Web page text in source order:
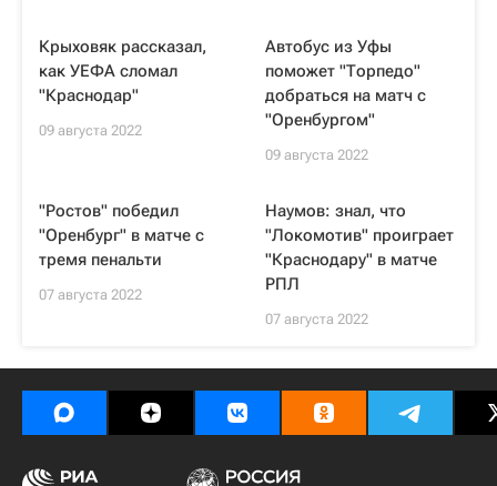
Крыховяк рассказал,
как УЕФА сломал
"Краснодар"
09 августа 2022
Автобус из Уфы
поможет "Торпедо"
добраться на матч с
"Оренбургом"
09 августа 2022
"Ростов" победил
"Оренбург" в матче с
тремя пенальти
07 августа 2022
Наумов: знал, что
"Локомотив" проиграет
"Краснодару" в матче
РПЛ
07 августа 2022